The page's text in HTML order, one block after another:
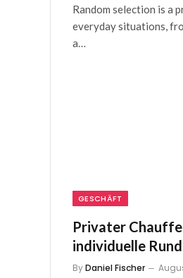
Random selection is a
everyday situations,
a…
GESCHÄFT
Privater
individuelle
ByDaniel Fischer